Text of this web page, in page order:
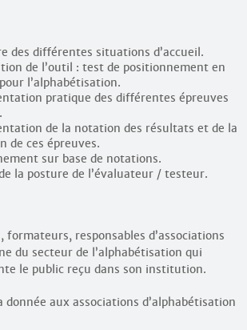
des différentes situations d’accueil.
de l’outil : test de positionnement en
l’alphabétisation.
pratique des différentes épreuves
de la notation des résultats et de la
de ces épreuves.
sur base de notations.
la posture de l’évaluateur / testeur.
formateurs, responsables d’associations
du secteur de l’alphabétisation qui
le public reçu dans son institution.
donnée aux associations d’alphabétisation